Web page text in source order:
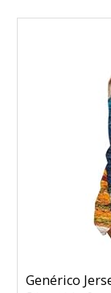
Genérico